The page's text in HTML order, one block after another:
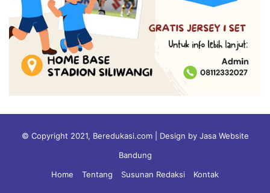
© Copyright 2021, Beredukasi.com | Design by Jasa Website
Bandung
Home
Tentang Susunan Redaksi Kontak